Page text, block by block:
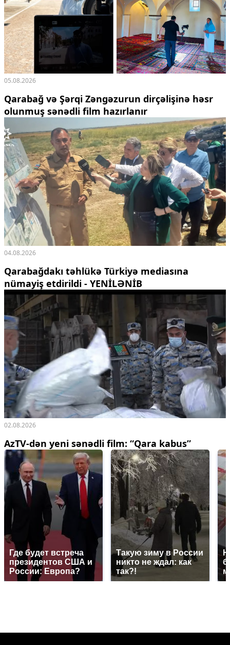
05.08.2026
Qarabağ və Şərqi Zəngəzurun dirçəlişinə həsr
olunmuş sənədli film hazırlanır
04.08.2026
Qarabağdakı təhlükə Türkiyə mediasına
nümayiş etdirildi - YENİLƏNİB
02.08.2026
AzTV-dən yeni sənədli film: “Qara kabus”
Где будет встреча
президентов США и
России: Европа?
Такую зиму в России
никто не ждал: как
так?!